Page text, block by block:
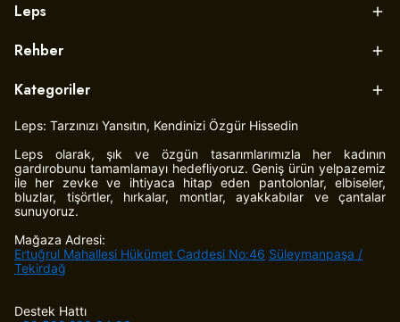
Leps
Rehber
Kategoriler
Leps: Tarzınızı Yansıtın, Kendinizi Özgür Hissedin
Leps olarak, şık ve özgün tasarımlarımızla her kadının
gardırobunu tamamlamayı hedefliyoruz. Geniş ürün yelpazemiz
ile her zevke ve ihtiyaca hitap eden pantolonlar, elbiseler,
bluzlar, tişörtler, hırkalar, montlar, ayakkabılar ve çantalar
sunuyoruz.
Mağaza Adresi:
Ertuğrul Mahallesi Hükümet Caddesi No:46 Süleymanpaşa /
Tekirdağ
Destek Hattı